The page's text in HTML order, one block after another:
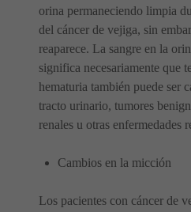
orina permaneciendo limpia
del cáncer de vejiga, sin
reaparece. La sangre en la
significa necesariamente que
hematuria también puede ser
tracto urinario, tumores
renales u otras enfermedades
Cambios en la micción
Los pacientes con cáncer de